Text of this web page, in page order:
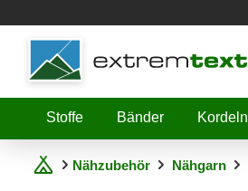
Shopware
Stoffe
Bänder Kordeln
Nähzubehör Nähgarn